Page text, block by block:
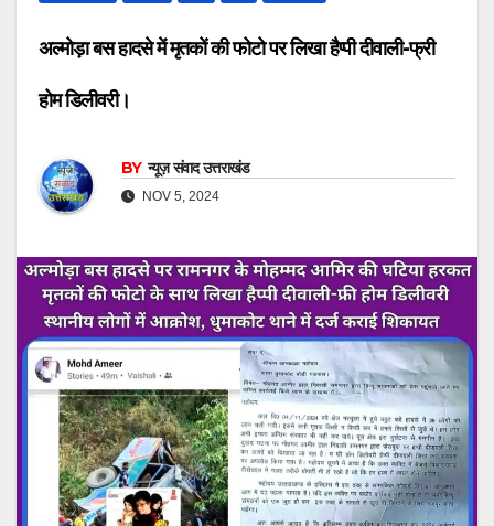
अल्मोड़ा बस हादसे में मृतकों की फोटो पर लिखा हैप्पी दीवाली-फ्री
होम डिलीवरी।
BY न्यूज़ संवाद उत्तराखंड
NOV 5, 2024